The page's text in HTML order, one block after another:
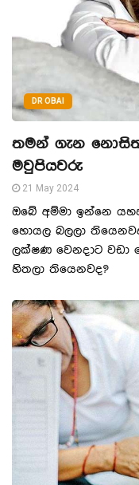
DR OBAI
තමන් ගැන
මවුපියවරු
21 May 2024
ඔබේ අම්මා ඉන්නෙ
හොයල බලලා
ලක්ෂණ වෙනදාට වඩා
හිතලා තියෙනවද?